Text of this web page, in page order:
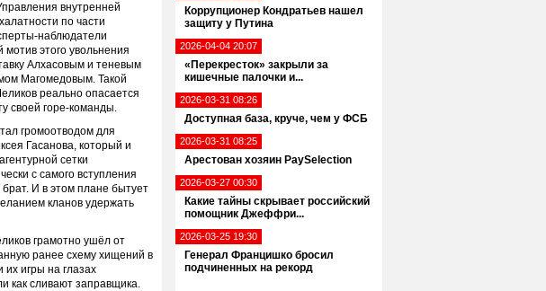
Коррупционер Кондратьев нашел
защиту у Путина
2026-04-04 20:07
«Перекресток» закрыли за
кишечные палочки и...
2026-03-31 08:26
Доступная база, круче, чем у ФСБ
2026-03-31 08:25
Арестован хозяин PaySelection
2026-03-27 00:30
Какие тайны скрывает российский
помощник Джеффри...
2026-03-25 19:30
Генерал Францишко бросил
подчиненных на рекорд
внутренней
по части
наблюдатели
этого увольнения
Алхасовым и теневым
Магомедовым. Такой
реально опасается
своей горе-команды.
громоотводом для
Гасанова, который и
сетки
с самого вступления
И в этом плане бытует
кланов удержать
грамотно ушёл от
ранее схему хищений в
их игры на глазах
как сливают заправщика.